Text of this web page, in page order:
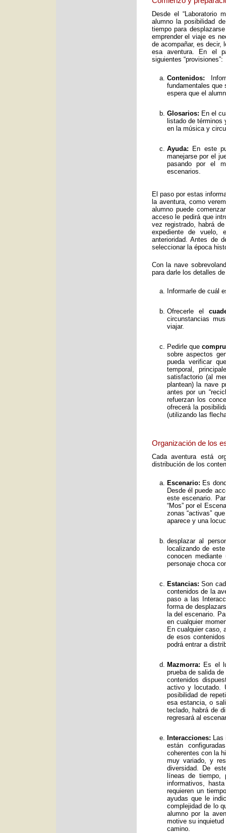
Desde el “Laboratorio
alumno la posibilidad
tiempo para
emprender el viaje es
de acompañar, es decir,
esa aventura. En el
siguientes “provisiones”:
Contenidos:
fundamentales que
espera que el
Glosarios: En el
listado de
en la música y
Ayuda: En este
manejarse por el
pasando por el
escenarios.
El paso por estas
la aventura, como
alumno puede
acceso le pedirá que
vez registrado, habrá
expediente de vuelo,
anterioridad. Antes de
seleccionar la época
Con la nave
para darle los detalles
Informarle de cuál
Ofrecerle el
circunstancias
viajar.
Pedirle que
sobre aspectos
pueda verificar
temporal,
satisfactorio (al
plantean) la nave
antes por un
refuerzan los
ofrecerá la
(utilizando las
Organización de los
Cada aventura está
distribución de los
Escenario: Es
Desde él puede
este escenario.
“Mos” por el
zonas “activas”
aparece y una
desplazar al
localizando de
conocen
personaje choca
Estancias: Son
contenidos de la
paso a las
forma de
la del escenario.
en cualquier
En cualquier caso,
de esos
podrá entrar a
Mazmorra: Es el
prueba de salida
contenidos
activo y locutado.
posibilidad de
esa estancia, o
teclado, habrá de
regresará al
Interacciones: Las
están
coherentes con la
muy variado, y
diversidad. De
líneas de tiempo,
informativos,
requieren un
ayudas que le
complejidad de lo
alumno por la
motive su
camino.